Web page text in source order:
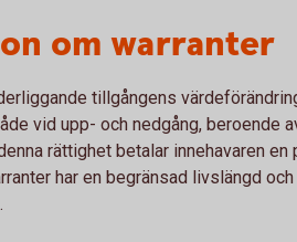
om warranter
tillgångens
vid upp- och nedgång, beroende
rättighet betalar innehavaren en
har en begränsad livslängd